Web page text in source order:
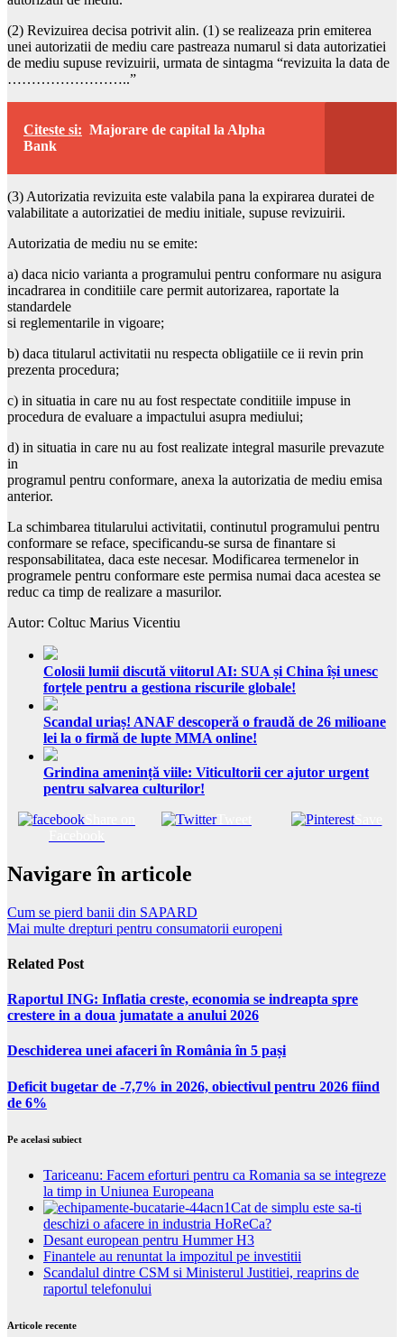
(2) Revizuirea decisa potrivit alin. (1) se realizeaza prin emiterea
unei autorizatii de mediu care pastreaza numarul si data autorizatiei
de mediu supuse revizuirii, urmata de sintagma “revizuita la data de
……………………..”
Citeste si: Majorare de capital la Alpha
Bank
(3) Autorizatia revizuita este valabila pana la expirarea duratei de
valabilitate a autorizatiei de mediu initiale, supuse revizuirii.
Autorizatia de mediu nu se emite:
a) daca nicio varianta a programului pentru conformare nu asigura
incadrarea in conditiile care permit autorizarea, raportate la
standardele
si reglementarile in vigoare;
b) daca titularul activitatii nu respecta obligatiile ce ii revin prin
prezenta procedura;
c) in situatia in care nu au fost respectate conditiile impuse in
procedura de evaluare a impactului asupra mediului;
d) in situatia in care nu au fost realizate integral masurile prevazute
in
programul pentru conformare, anexa la autorizatia de mediu emisa
anterior.
La schimbarea titularului activitatii, continutul programului pentru
conformare se reface, specificandu-se sursa de finantare si
responsabilitatea, daca este necesar. Modificarea termenelor in
programele pentru conformare este permisa numai daca acestea se
reduc ca timp de realizare a masurilor.
Autor: Coltuc Marius Vicentiu
Colosii lumii discută viitorul AI: SUA și China își unesc
forțele pentru a gestiona riscurile globale!
Scandal uriaș! ANAF descoperă o fraudă de 26 milioane
lei la o firmă de lupte MMA online!
Grindina amenință viile: Viticultorii cer ajutor urgent
pentru salvarea culturilor!
Tweet Save
Navigare în articole
Cum se pierd banii din SAPARD
Mai multe drepturi pentru consumatorii europeni
Related Post
Raportul ING: Inflatia creste, economia se indreapta spre
crestere in a doua jumatate a anului 2026
Deschiderea unei afaceri în România în 5 pași
Deficit bugetar de -7,7% in 2026, obiectivul pentru 2026 fiind
de 6%
Pe acelasi subiect
Tariceanu: Facem eforturi pentru ca Romania sa se integreze
la timp in Uniunea Europeana
Cat de simplu este sa-ti
deschizi o afacere in industria HoReCa?
Desant european pentru Hummer H3
Finantele au renuntat la impozitul pe investitii
Scandalul dintre CSM si Ministerul Justitiei, reaprins de
raportul telefonului
Articole recente